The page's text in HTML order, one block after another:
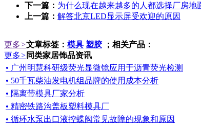
下一篇： 为什么现在越来越多的人都选择厂房地
上一篇： 解答北京LED显示屏受欢迎的原因
更多>文章标签： 模具 塑胶；相关产品：
更多> 同类家居饰品资讯
• 广州明慧科研级荧光显微镜应用于沥青荧光检测
• 50千瓦柴油发电机组品牌的使用成本分析
• 隔离带模具厂家分析
• 精密铁路沟盖板塑料模具厂
• 循环水泵出口液控蝶阀常见故障的现象和原因